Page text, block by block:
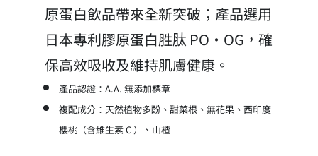
原蛋白飲品帶來全新突破；產品選用
日本專利膠原蛋白胜肽 PO·OG，確
保高效吸收及維持肌膚健康。
產品認證：A.A. 無添加標章
複配成分：天然植物多酚、甜菜根、無花果、西印度
櫻桃（含維生素 C ）、山楂